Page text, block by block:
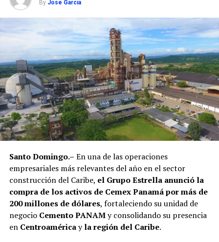
By Jose Garcia
Santo Domingo.– En una de las operaciones
empresariales más relevantes del año en el sector
construcción del Caribe, el Grupo Estrella anunció la
compra de los activos de Cemex Panamá por más de
200 millones de dólares, fortaleciendo su unidad de
negocio Cemento PANAMy consolidando su presencia
en Centroaméricayla región del Caribe.